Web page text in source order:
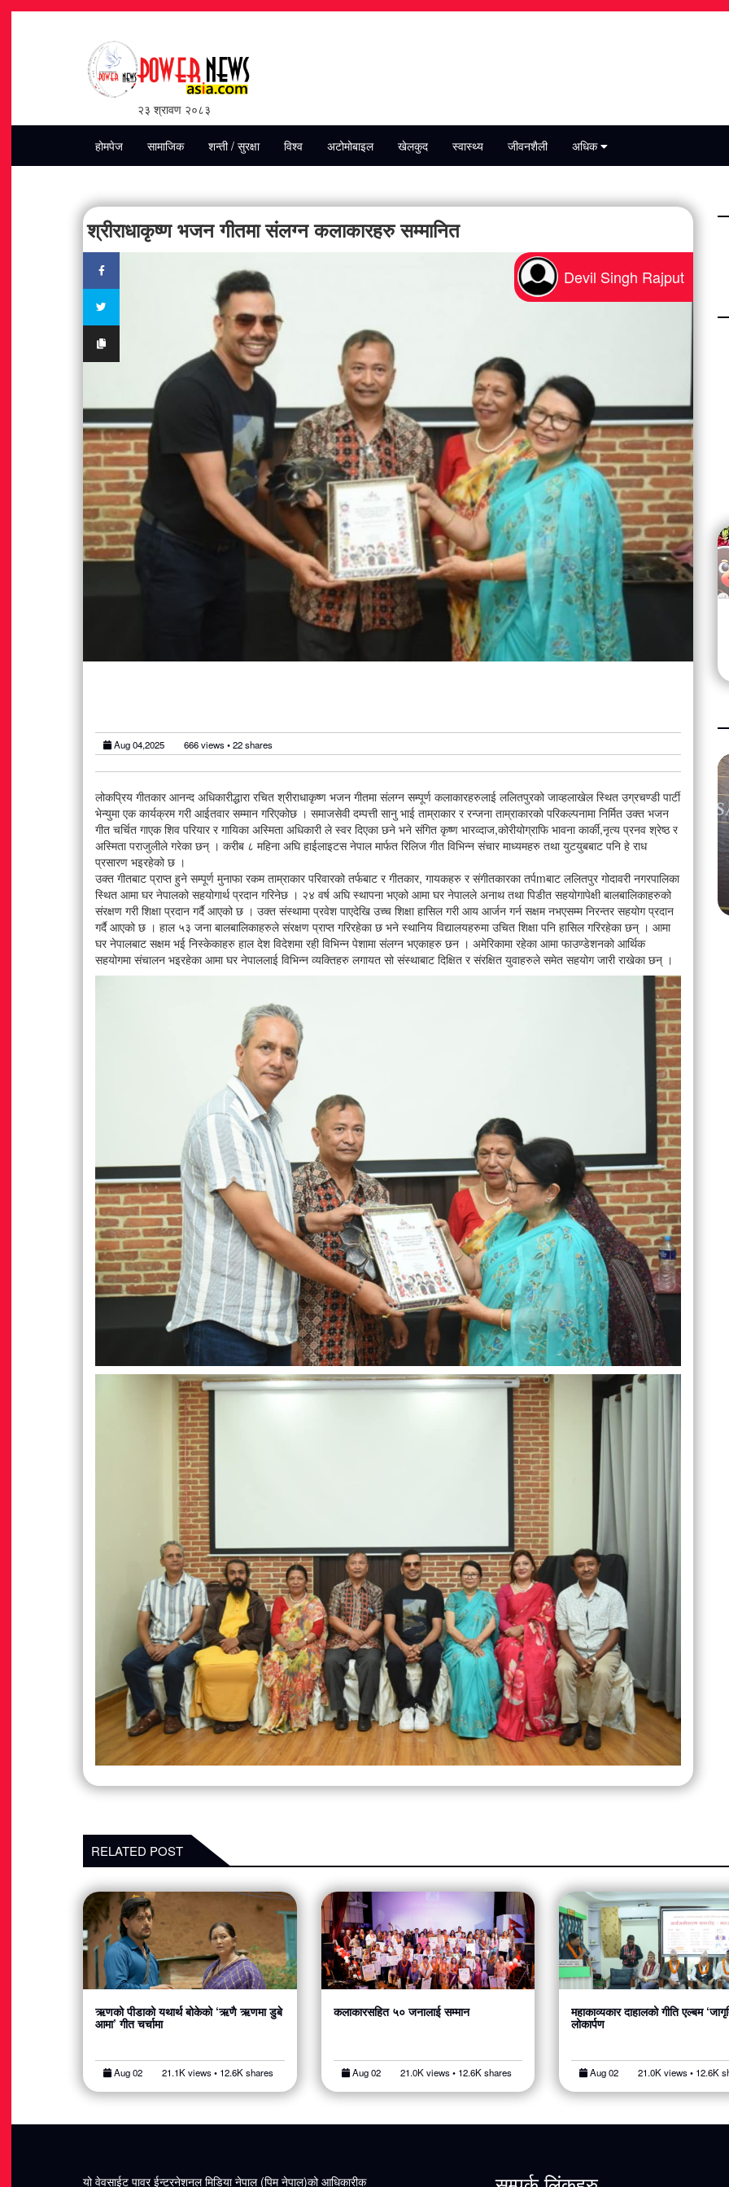
२३ श्रावण २०८३
होमपेज सामाजिक शन्ती / सुरक्षा विश्व अटोमोबाइल खेलकुद स्वास्थ्य जीवनशैली अधिक
श्रीराधाकृष्ण भजन गीतमा संलग्न कलाकारहरु सम्मानित​
Devil Singh Rajput
Aug 04,2025 666views •22shares
लोकप्रिय गीतकार आनन्द अधिकारीद्धारा रचित श्रीराधाकृष्ण भजन गीतमा संलग्न सम्पूर्ण कलाकारहरुलाई ललितपुरको जाव्हलाखेल स्थित उग्रचण्डी पार्टी
भेन्युमा एक कार्यक्रम गरी आईतवार सम्मान गरिएकोछ । समाजसेवी दम्पत्ती सानु भाई ताम्राकार र रन्जना ताम्राकारको परिकल्पनामा निर्मित उक्त भजन
गीत चर्चित गाएक शिव परियार र गायिका अस्मिता अधिकारी ले स्वर दिएका छने भने संगित कृष्ण भारव्दाज,कोरीयोग्राफि भावना कार्की,नृत्य प्रनव श्रेष्ठ र
अस्मिता पराजुलीले गरेका छन् । करीब ८ महिना अघि हाईलाइटस नेपाल मार्फत रिलिज गीत विभिन्न संचार माध्यमहरु तथा युटयुबबाट पनि हे राध
प्रसारण भइरहेको छ ।
उक्त गीतबाट प्राप्त हुने सम्पूर्ण मुनाफा रकम ताम्राकार परिवारको तर्फबाट र गीतकार, गायकहरु र संगीतकारका तर्पmबाट ललितपुर गोदावरी नगरपालिका
स्थित आमा घर नेपालको सहयोगार्थ प्रदान गरिनेछ । २४ वर्ष अघि स्थापना भएको आमा घर नेपालले अनाथ तथा पिडीत सहयोगापेक्षी बालबालिकाहरुको
संरक्षण गरी शिक्षा प्रदान गर्दै आएको छ । उक्त संस्थामा प्रवेश पाएदेखि उच्च शिक्षा हासिल गरी आय आर्जन गर्न सक्षम नभएसम्म निरन्तर सहयोग प्रदान
गर्दै आएको छ । हाल ५३ जना बालबालिकाहरुले संरक्षण प्राप्त गरिरहेका छ भने स्थानिय विद्यालयहरुमा उचित शिक्षा पनि हासिल गरिरहेका छन् । आमा
घर नेपालबाट सक्षम भई निस्केकाहरु हाल देश विदेशमा रही विभिन्न पेशामा संलग्न भएकाहरु छन । अमेरिकामा रहेका आमा फाउण्डेशनको आर्थिक
सहयोगमा संचालन भइरहेका आमा घर नेपाललाई विभिन्न व्यक्तिहरु लगायत सो संस्थाबाट दिक्षित र संरक्षित युवाहरुले समेत सहयोग जारी राखेका छन् ।
ऐतिहासिक गौरव : दिप्सन कार्की बने
युनिभर्स वर्ल्ड २०२६
355 views • 15 shares
ऋणको पीडाको यथार्थ बोकेको ‘ऋणै ऋणमा डुबे आमा’ गीत
Aug 02 21.1K views • 12.6K shares
कलाकारसहित ५० जनालाई सम्मान
Aug 02 21.0K views • 12.6K shares
मलेसियामा नेपालको ऐतिहासिक गौरव : दिप्सन कार्की बने ‘किड्स
टुरिज्म एम्बासडर युनिभर्स वर्ल्ड २०२६
Aug 06 355 views • 15 shares
नेपालका देव जैसवाल बने ‘टुरिज्म एम्बासडर युनिभर्स इन्टरनेशनल
२०२६’ किड्स मेल ग्रान्ड विनर, विश्व मञ्चमा नेपालको गौरव उच्च
Aug 04 298 views • 14 shares
RELATED POST
ऋणको पीडाको यथार्थ बोकेको ‘ऋणै ऋणमा डुबे
आमा’ गीत चर्चामा
Aug 02 21.1K views • 12.6K shares
कलाकारसहित ५० जनालाई सम्मान
Aug 02 21.0K views • 12.6K shares
महाकाव्यकार दाहालको गीति एल्बम
लोकार्पण
Aug 02 21.0K views • 12.6K
यो वेवसाईट पावर ईन्टरनेशनल मिडिया नेपाल (पिम नेपाल)को आधिकारीक